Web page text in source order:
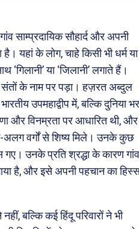
साम्प्रदायिक सौहार्द और अपनी
यहां के लोग, चाहे किसी भी धर्म या
या ‘जिलानी’ लगाते हैं।
संतों के नाम पर पड़ा। हज़रत अब्दुल
उपमहाद्वीप में, बल्कि दुनिया
और विनम्रता पर आधारित थी, और
वर्गों से शिष्य मिले। उनके कुछ
उनके प्रति श्रद्धा के कारण
है, और इसे अपनी पहचान का
बल्कि कई हिंदू परिवारों ने भी